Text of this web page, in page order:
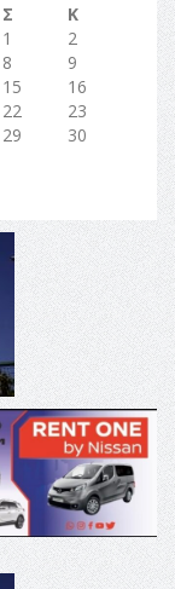
Σ
Κ
1
2
8
9
15
16
22
23
29
30